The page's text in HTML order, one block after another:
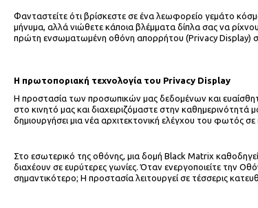
Φανταστείτε ότι βρίσκεστε σε ένα λεωφορείο γεμάτο
μήνυμα, αλλά νιώθετε κάποια βλέμματα δίπλα σας να
πρώτη ενσωματωμένη οθόνη απορρήτου (Privacy Display)
Η πρωτοποριακή τεχνολογία του Privacy Display
H προστασία των προσωπικών μας δεδομένων και
στο κινητό μας και διαχειριζόμαστε στην καθημερινότητά
δημιουργήσει μια νέα αρχιτεκτονική ελέγχου του φωτός σε
Στο εσωτερικό της οθόνης, μια δομή Black Matrix
διαχέουν σε ευρύτερες γωνίες. Όταν ενεργοποιείτε
σημαντικότερο; Η προστασία λειτουργεί σε τέσσερις